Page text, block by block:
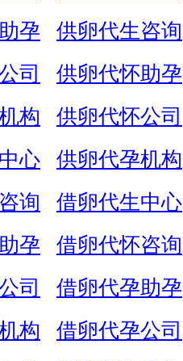
孕
供卵代生咨询
司
供卵代怀助孕
构
供卵代怀公司
心
供卵代孕机构
询
借卵代生中心
孕
借卵代怀咨询
司
借卵代孕助孕
构
借卵代孕公司